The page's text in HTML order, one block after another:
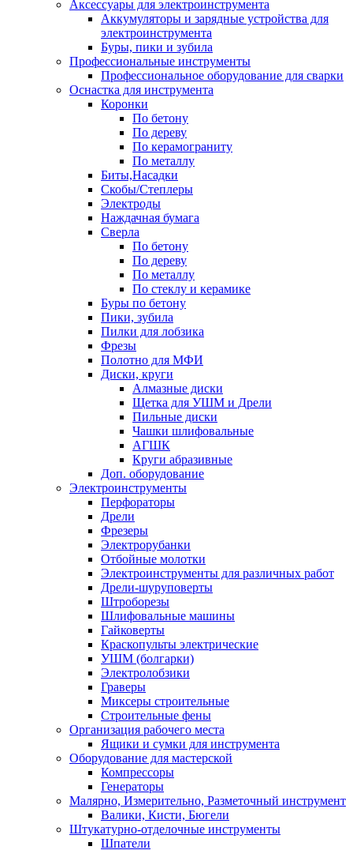
Аксессуары для электроинструмента
Аккумуляторы и зарядные устройства для
электроинструмента
Буры, пики и зубила
Профессиональные инструменты
Профессиональное оборудование для сварки
Оснастка для инструмента
Коронки
По бетону
По дереву
По керамограниту
По металлу
Биты,Насадки
Скобы/Степлеры
Электроды
Наждачная бумага
Сверла
По бетону
По дереву
По металлу
По стеклу и керамике
Буры по бетону
Пики, зубила
Пилки для лобзика
Фрезы
Полотно для МФИ
Диски, круги
Алмазные диски
Щетка для УШМ и Дрели
Пильные диски
Чашки шлифовальные
АГШК
Круги абразивные
Доп. оборудование
Электроинструменты
Перфораторы
Дрели
Фрезеры
Электрорубанки
Отбойные молотки
Электроинструменты для различных работ
Дрели-шуруповерты
Штроборезы
Шлифовальные машины
Гайковерты
Краскопульты электрические
УШМ (болгарки)
Электролобзики
Граверы
Миксеры строительные
Строительные фены
Организация рабочего места
Ящики и сумки для инструмента
Оборудование для мастерской
Компрессоры
Генераторы
Малярно, Измерительно, Разметочный инструмент
Валики, Кисти, Бюгели
Штукатурно-отделочные инструменты
Шпатели